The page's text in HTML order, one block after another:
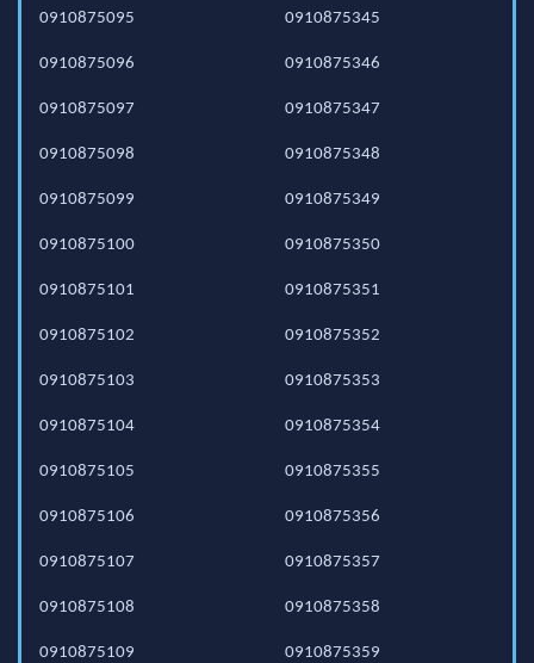
0910875095
0910875096
0910875097
0910875098
0910875099
0910875100
0910875101
0910875102
0910875103
0910875104
0910875105
0910875106
0910875107
0910875108
0910875109
0910875345
0910875346
0910875347
0910875348
0910875349
0910875350
0910875351
0910875352
0910875353
0910875354
0910875355
0910875356
0910875357
0910875358
0910875359